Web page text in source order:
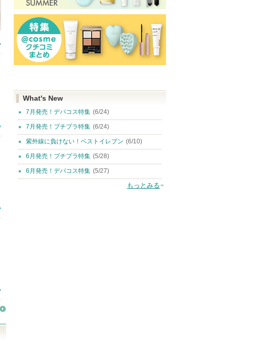
What's New
7月発売！デパコス特集 (6/24)
7月発売！プチプラ特集 (6/24)
紫外線に負けない！ベストイレブン (6/10)
6月発売！プチプラ特集 (5/28)
6月発売！デパコス特集 (5/27)
もっとみる